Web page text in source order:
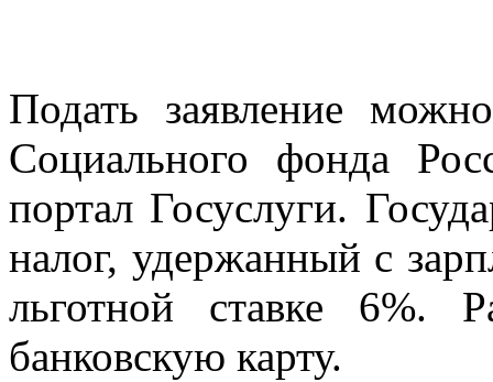
Подать заявление
Социального фонда
портал Госуслуги.
налог, удержанный с
льготной ставке 6%.
банковскую карту.